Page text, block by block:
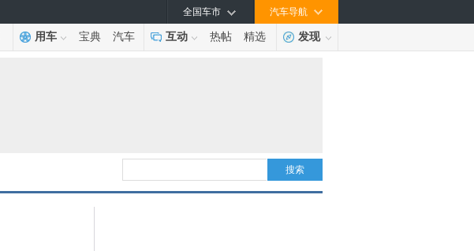
汽车导航
全国车市
用车 宝典 汽车 互动 热帖 精选 发现
搜索